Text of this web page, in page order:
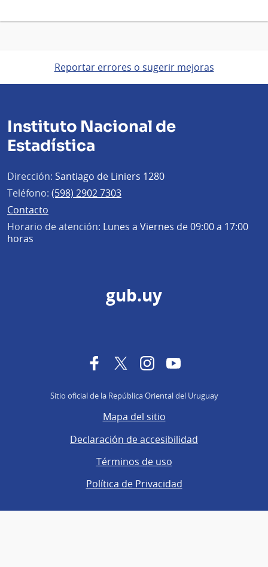
Reportar errores o sugerir mejoras
Instituto Nacional de
Estadística
Dirección: Santiago de Liniers 1280
Teléfono: (598) 2902 7303
Contacto
Horario de atención: Lunes a Viernes de 09:00 a 17:00
horas
gub.uy
FacebookTwitterInstagramYouTube
Sitio oficial de la República Oriental del Uruguay
Mapa del sitio
Declaración de accesibilidad
Términos de uso
Política de Privacidad